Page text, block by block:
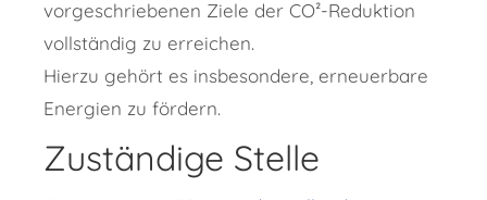
vorgeschriebenen Ziele der CO²-Reduktion
vollständig zu erreichen.
Hierzu gehört es insbesondere, erneuerbare
Energien zu fördern.
Zuständige Stelle